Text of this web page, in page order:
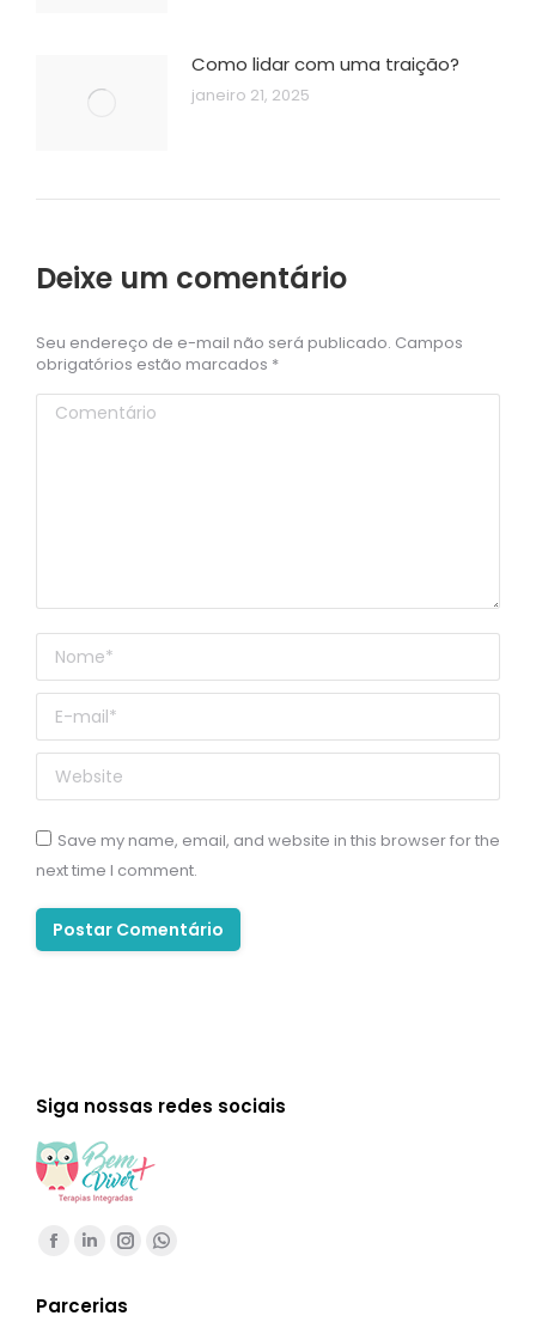
Como lidar com uma traição?
janeiro 21, 2025
Deixe um comentário
Seu endereço de e-mail não será publicado. Campos
obrigatórios estão marcados *
Comentário
Nome *
E-mail *
Website
Save my name, email, and website in this browser for the
next time I comment.
Postar Comentário
Siga nossas redes sociais
Encontre-nos em:
Facebook
opens
Linkedin
opens
Instagram
opens
Whatsapp
Parcerias